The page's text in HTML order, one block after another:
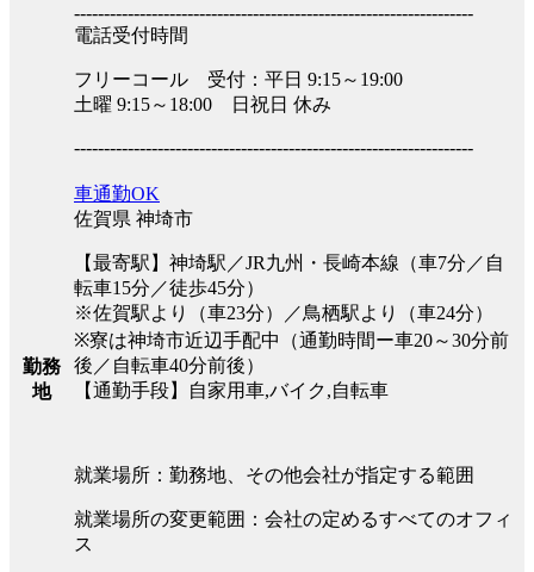
-------------------------------------------------------------------
電話受付時間
フリーコール 受付：平日 9:15～19:00
土曜 9:15～18:00 日祝日 休み
-------------------------------------------------------------------
勤務
地
車通勤OK
佐賀県 神埼市
【最寄駅】神埼駅／JR九州・長崎本線（車7分／自
転車15分／徒歩45分）
※佐賀駅より（車23分）／鳥栖駅より（車24分）
※寮は神埼市近辺手配中（通勤時間ー車20～30分前
後／自転車40分前後）
【通勤手段】自家用車,バイク,自転車
就業場所：勤務地、その他会社が指定する範囲
就業場所の変更範囲：会社の定めるすべてのオフィ
ス